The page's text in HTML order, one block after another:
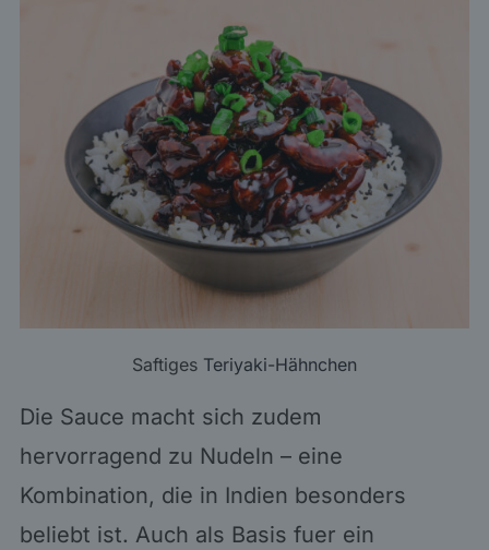
Saftiges Teriyaki-Hähnchen
Die Sauce macht sich zudem
hervorragend zu Nudeln – eine
Kombination, die in Indien besonders
beliebt ist. Auch als Basis fuer ein